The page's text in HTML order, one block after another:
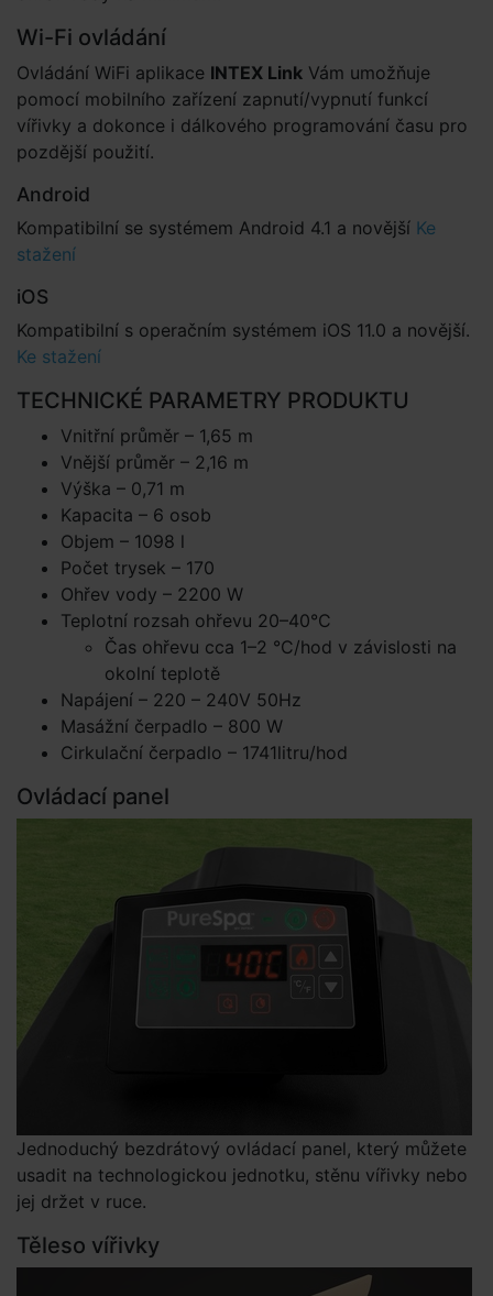
Wi-Fi ovládání
Ovládání WiFi aplikace INTEX Link Vám umožňuje
pomocí mobilního zařízení zapnutí/vypnutí funkcí
vířivky a dokonce i dálkového programování času pro
pozdější použití.
Android
Kompatibilní se systémem Android 4.1 a novější Ke
stažení
iOS
Kompatibilní s operačním systémem iOS 11.0 a novější.
Ke stažení
TECHNICKÉ PARAMETRY PRODUKTU
Vnitřní průměr – 1,65 m
Vnější průměr – 2,16 m
Výška – 0,71 m
Kapacita – 6 osob
Objem – 1098 l
Počet trysek – 170
Ohřev vody – 2200 W
Teplotní rozsah ohřevu 20–40°C
Čas ohřevu cca 1–2 °C/hod v závislosti na
okolní teplotě
Napájení – 220 – 240V 50Hz
Masážní čerpadlo – 800 W
Cirkulační čerpadlo – 1741litru/hod
Ovládací panel
Jednoduchý bezdrátový ovládací panel, který můžete
usadit na technologickou jednotku, stěnu vířivky nebo
jej držet v ruce.
Těleso vířivky